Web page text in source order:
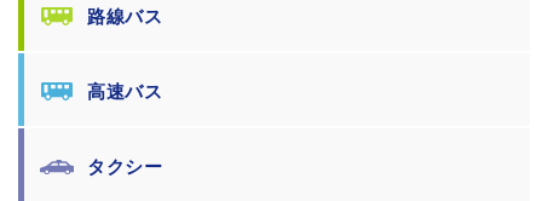
路線バス
高速バス
タクシー